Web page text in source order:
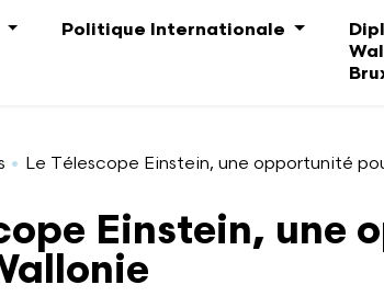
Politique Internationale
Le Télescope Einstein, une opportunité
Einstein, une